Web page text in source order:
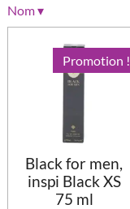
o
n
Nom▾
Promotion !
Black for men,
inspi Black XS
75 ml